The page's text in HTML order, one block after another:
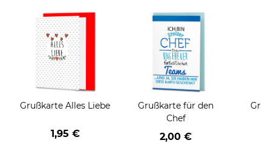
Grußkarte Alles Liebe
1,95 €
Grußkarte für den
Chef
2,00 €